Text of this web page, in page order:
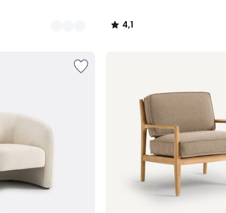
4,1
/